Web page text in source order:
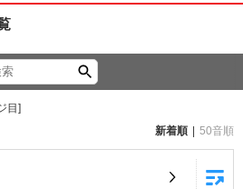
目]
新着順
50音順